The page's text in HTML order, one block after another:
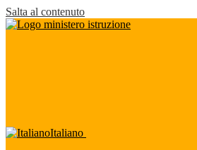
Salta al contenuto
Italiano